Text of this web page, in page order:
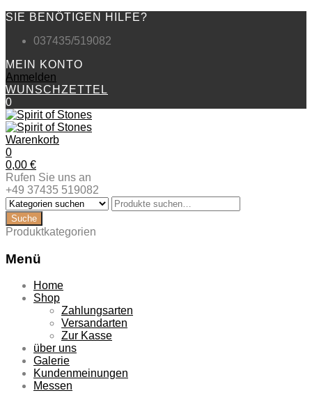
SIE BENÖTIGEN HILFE?
037435/519082
MEIN KONTO
Anmelden
WUNSCHZETTEL
0
Warenkorb
0
0,00 €
Rufen Sie uns an
+49 37435 519082
Produktkategorien
Menü
Zum
Inhalt
Home
Shop
Zahlungsarten
Versandarten
Zur Kasse
über uns
Galerie
Kundenmeinungen
Messen